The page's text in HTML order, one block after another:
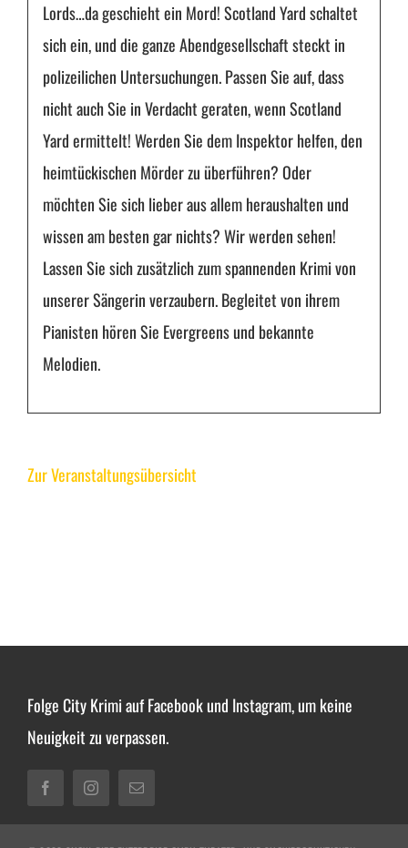
Lords…da geschieht ein Mord! Scotland Yard schaltet
sich ein, und die ganze Abendgesellschaft steckt in
polizeilichen Untersuchungen. Passen Sie auf, dass
nicht auch Sie in Verdacht geraten, wenn Scotland
Yard ermittelt! Werden Sie dem Inspektor helfen, den
heimtückischen Mörder zu überführen? Oder
möchten Sie sich lieber aus allem heraushalten und
wissen am besten gar nichts? Wir werden sehen!
Lassen Sie sich zusätzlich zum spannenden Krimi von
unserer Sängerin verzaubern. Begleitet von ihrem
Pianisten hören Sie Evergreens und bekannte
Melodien.
Zur Veranstaltungsübersicht
Folge City Krimi auf Facebook und Instagram, um keine
Neuigkeit zu verpassen.